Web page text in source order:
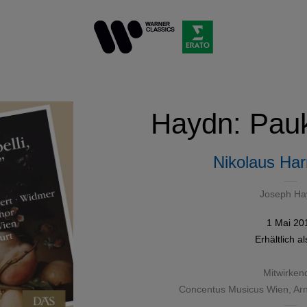
Haydn:
Nikolaus
Joseph
1 Mai
Erhältlich
Concentus Musicus Wien